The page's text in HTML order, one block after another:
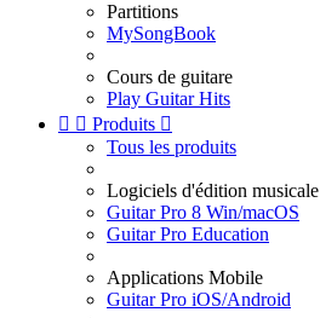
Partitions
MySongBook
Cours de guitare
Play Guitar Hits
  Produits 
Tous les produits
Logiciels d'édition musicale
Guitar Pro 8 Win/macOS
Guitar Pro Education
Applications Mobile
Guitar Pro iOS/Android